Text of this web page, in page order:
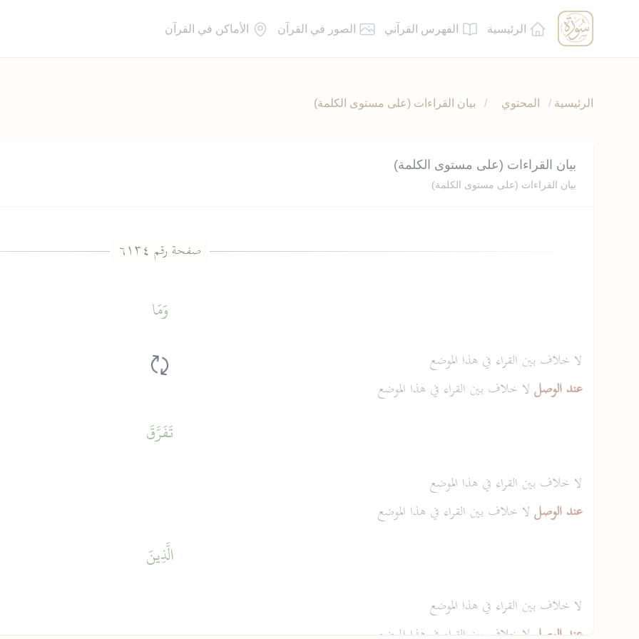
الرئيسية الفهرس القرآني الصور في القرآن الأماكن في القرآن
الرئيسية / المحتوي / بيان القراءات (على مستوى الكلمة)
بيان القراءات (على مستوى الكلمة)
بيان القراءات (على مستوى الكلمة)
وَمَا
لا خلاف بين القراء في هذا الموضع
عند الوصللا خلاف بين القراء في هذا الموضع
تَفَرَّقَ
لا خلاف بين القراء في هذا الموضع
عند الوصللا خلاف بين القراء في هذا الموضع
الَّذِينَ
لا خلاف بين القراء في هذا الموضع